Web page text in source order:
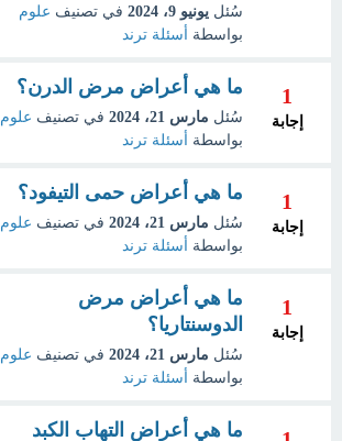
سُئل يونيو 9، 2024 في تصنيف علوم
بواسطة
أسئلة ترند
1
إجابة
ما هي أعراض مرض الدرن؟
سُئل مارس 21، 2024 في تصنيف علوم
بواسطة
أسئلة ترند
1
إجابة
ما هي أعراض حمى التيفود؟
سُئل مارس 21، 2024 في تصنيف علوم
بواسطة
أسئلة ترند
1
إجابة
ما هي أعراض مرض
الدوسنتاريا؟
سُئل مارس 21، 2024 في تصنيف علوم
بواسطة
أسئلة ترند
ما هي أعراض التهاب الكبد